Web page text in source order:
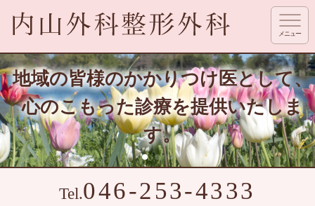
メニュー
地域の皆様のかかりつけ医として、
心のこもった診療を提供いたしま
す。
Tel.046-253-4333